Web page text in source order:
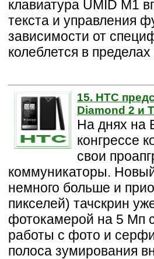
клавиатура UMID M1
текста и управления
зависимости от
колеблется в
15. HTC
Diamond 2 и
На днях на
конгрессе
свои
коммуникаторы.
немного больше и
пикселей) тачскрин
фотокамерой на 5 Мп
работы с фото и
полоса зумирования